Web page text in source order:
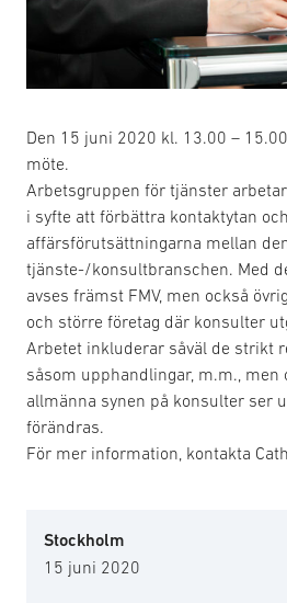
Den 15 juni 2020 kl. 13.00 –
möte.
Arbetsgruppen för tjänster
i syfte att förbättra kontaktytan
affärsförutsättningarna mellan
tjänste-/konsultbranschen. Med
avses främst FMV, men också
och större företag där konsulter
Arbetet inkluderar såväl de strikt
såsom upphandlingar, m.m., men
allmänna synen på konsulter ser
förändras.
För mer information, kontakta
Stockholm
15 juni 2020